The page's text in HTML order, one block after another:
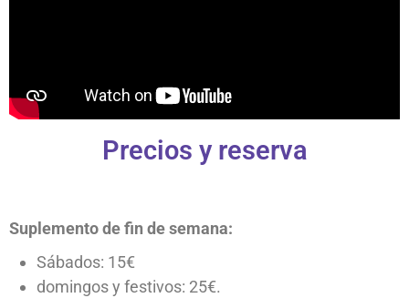
Precios y reserva
Suplemento de fin de semana:
Sábados: 15€
domingos y festivos: 25€.